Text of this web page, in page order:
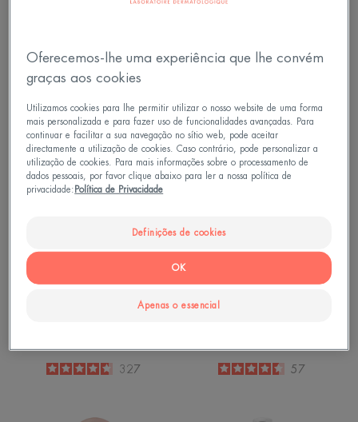
Cleanance
Água Micelar
4.8
/5
-
154
Cleanance
4.7
/
5
-
60
Sérum
Esfoliante
A.H.A
4.7
/
5
327
Gel
micelar
4.5
/
5
57
Espuma
Oferecemos-lhe uma experiência que lhe convém
graças aos cookies
Utilizamos cookies para lhe permitir utilizar o nosso website de uma forma
mais personalizada e para fazer uso de funcionalidades avançadas. Para
continuar e facilitar a sua navegação no sítio web, pode aceitar
directamente a utilização de cookies. Caso contrário, pode personalizar a
utilização de cookies. Para mais informações sobre o processamento de
dados pessoais, por favor clique abaixo para ler a nossa política de
privacidade: Política de Privacidade
Definições de cookies
Apenas o essencial
OK